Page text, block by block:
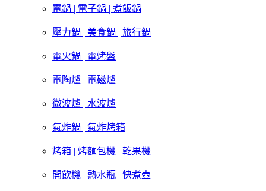
電鍋 | 電子鍋 | 煮飯鍋
壓力鍋 | 美食鍋 | 旅行鍋
電火鍋 | 電烤盤
電陶爐 | 電磁爐
微波爐 | 水波爐
氣炸鍋 | 氣炸烤箱
烤箱 | 烤麵包機 | 乾果機
開飲機 | 熱水瓶 | 快煮壺